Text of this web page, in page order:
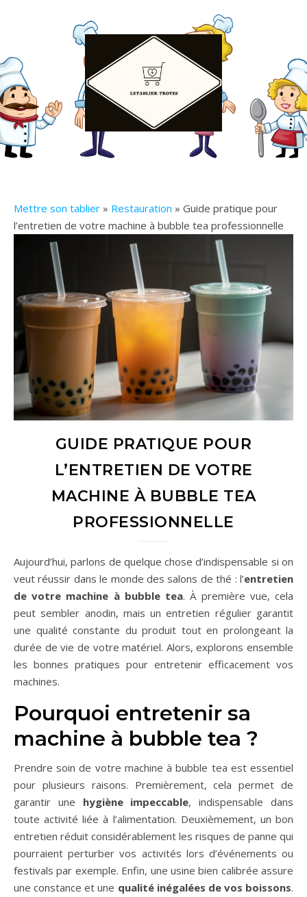
Mettre son tablier » Restauration » Guide pratique pour
l’entretien de votre machine à bubble tea professionnelle
GUIDE PRATIQUE POUR
L’ENTRETIEN DE VOTRE
MACHINE À BUBBLE TEA
PROFESSIONNELLE
Aujourd’hui, parlons de quelque chose d’indispensable si on
veut réussir dans le monde des salons de thé : l’entretien
de votre machine à bubble tea. À première vue, cela
peut sembler anodin, mais un entretien régulier garantit
une qualité constante du produit tout en prolongeant la
durée de vie de votre matériel. Alors, explorons ensemble
les bonnes pratiques pour entretenir efficacement vos
machines.
Pourquoi entretenir sa
machine à bubble tea ?
Prendre soin de votre machine à bubble tea est essentiel
pour plusieurs raisons. Premièrement, cela permet de
garantir une hygiène impeccable, indispensable dans
toute activité liée à l’alimentation. Deuxièmement, un bon
entretien réduit considérablement les risques de panne qui
pourraient perturber vos activités lors d’événements ou
festivals par exemple. Enfin, une usine bien calibrée assure
une constance et une qualité inégalées de vos boissons.